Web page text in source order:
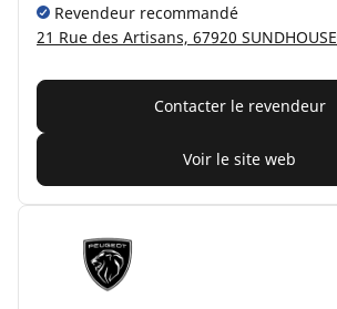
Revendeur recommandé
21 Rue des Artisans, 67920 SUNDHOUSE
Contacter le revendeur
Voir le site web